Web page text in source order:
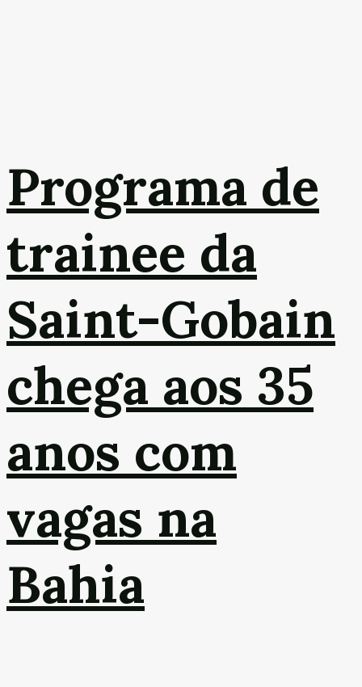
Programa de
trainee da
Saint-Gobain
chega aos 35
anos com
vagas na
Bahia